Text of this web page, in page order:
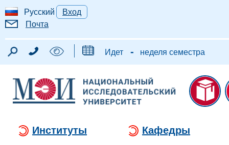
Русский
Вход
Почта
Идет - неделя семестра
Институты Кафедры